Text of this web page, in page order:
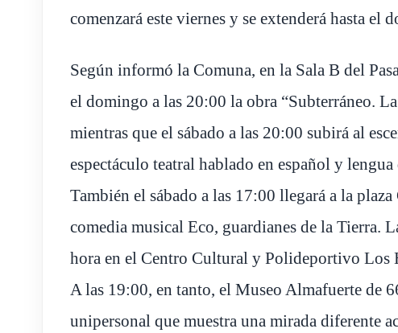
comenzará este viernes y se extenderá hasta el
Según informó la Comuna, en la Sala B del
el domingo a las 20:00 la obra “Subterráneo.
mientras que el sábado a las 20:00 subirá al
espectáculo teatral hablado en español y lengua
También el sábado a las 17:00 llegará a la
comedia musical Eco, guardianes de la Tierra.
hora en el Centro Cultural y Polideportivo Los
A las 19:00, en tanto, el Museo Almafuerte de
unipersonal que muestra una mirada diferente